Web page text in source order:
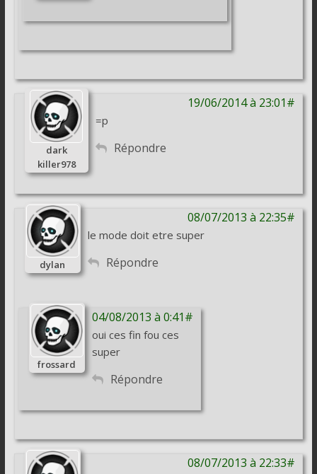
19/06/2014 à 23:01#
dark
killer978
=p
Répondre
08/07/2013 à 22:35#
dylan
le mode doit etre super
Répondre
04/08/2013 à 0:41#
frossard
oui ces fin fou ces
super
Répondre
08/07/2013 à 22:33#